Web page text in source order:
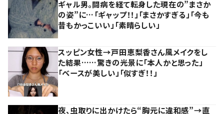
ギャル男。闘病を経て転身した現在の”まさか
の姿”に…「ギャップ！！」「まさかすぎる」「今も
昔もかっこいい」「素晴らしい」
スッピン女性→戸田恵梨香さん風メイクをし
た結果……驚きの光景に「本人かと思った」
「ベースが美しい」「似すぎ！！」
夜、虫取りに出かけたら“胸元に違和感”→直